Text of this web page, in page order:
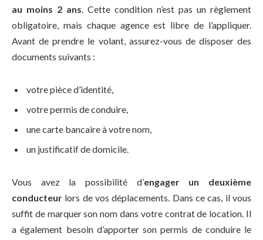
au moins 2 ans. Cette condition n’est pas un règlement
obligatoire, mais chaque agence est libre de l’appliquer.
Avant de prendre le volant, assurez-vous de disposer des
documents suivants :
votre pièce d’identité,
votre permis de conduire,
une carte bancaire à votre nom,
un justificatif de domicile.
Vous avez la possibilité d’engager un deuxième
conducteur lors de vos déplacements. Dans ce cas, il vous
suffit de marquer son nom dans votre contrat de location. Il
a également besoin d’apporter son permis de conduire le